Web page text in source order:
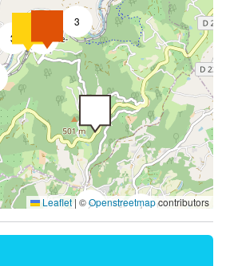
2 4
3
3
Leaflet | ©Openstreetmapcontributors